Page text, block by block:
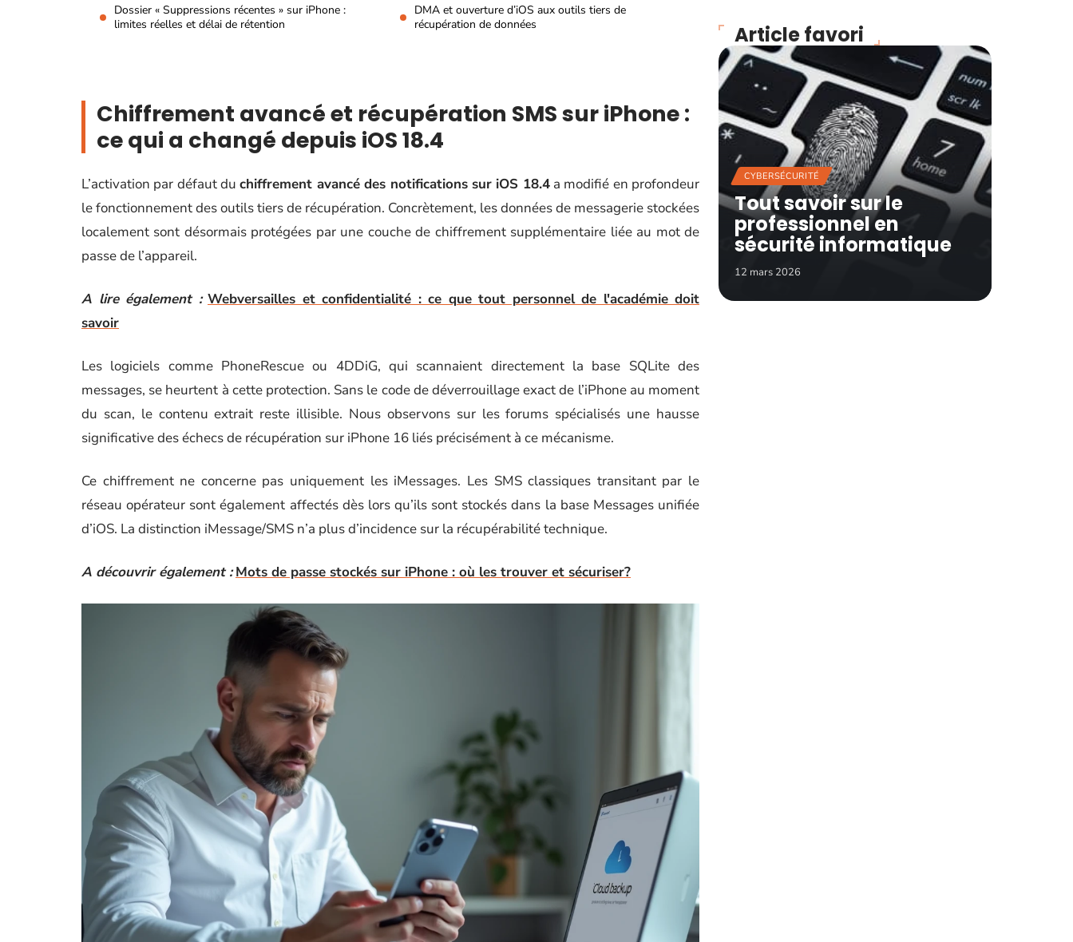
Dossier « Suppressions récentes » sur iPhone :
limites réelles et délai de rétention
DMA et ouverture d’iOS aux outils tiers de
récupération de données
Chiffrement avancé et récupération SMS sur iPhone :
ce qui a changé depuis iOS 18.4
L’activation par défaut duchiffrement avancé des notifications sur iOS 18.4a modifié en profondeur
le fonctionnement des outils tiers de récupération. Concrètement, les données de messagerie stockées
localement sont désormais protégées par une couche de chiffrement supplémentaire liée au mot de
passe de l’appareil.
A lire également : Webversailles et confidentialité : ce que tout personnel de l'académie doit
savoir
Les logiciels comme PhoneRescue ou 4DDiG, qui scannaient directement la base SQLite des
messages, se heurtent à cette protection. Sans le code de déverrouillage exact de l’iPhone au moment
du scan, le contenu extrait reste illisible. Nous observons sur les forums spécialisés une hausse
significative des échecs de récupération sur iPhone 16 liés précisément à ce mécanisme.
Ce chiffrement ne concerne pas uniquement les iMessages. Les SMS classiques transitant par le
réseau opérateur sont également affectés dès lors qu’ils sont stockés dans la base Messages unifiée
d’iOS. La distinction iMessage/SMS n’a plus d’incidence sur la récupérabilité technique.
A découvrir également : Mots de passe stockés sur iPhone : où les trouver et sécuriser?
Article favori
CYBERSÉCURITÉ
Tout savoir sur le
professionnel en
sécurité informatique
12 mars 2026